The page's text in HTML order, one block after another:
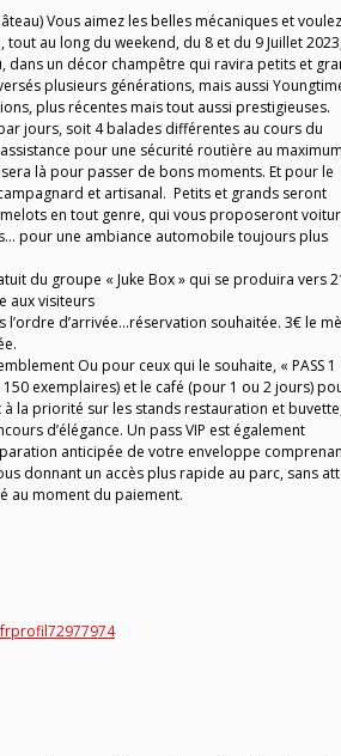
Vous aimez les belles mécaniques et voulez
au long du weekend, du 8 et du 9 Juillet
dans un décor champêtre qui ravira petits et
plusieurs générations, mais aussi
plus récentes mais tout aussi prestigieuses.
jours, soit 4 balades différentes au cours du
pour une sécurité routière au
là pour passer de bons moments. Et pour le
et artisanal. Petits et grands seront
en tout genre, qui vous proposeront
pour une ambiance automobile toujours plus
du groupe « Juke Box » qui se produira vers
aux visiteurs
d’arrivée…réservation souhaitée. 3€ le
Ou pour ceux qui le souhaite, « PASS 1
exemplaires) et le café (pour 1 ou 2 jours)
la priorité sur les stands restauration et
d’élégance. Un pass VIP est également
anticipée de votre enveloppe
donnant un accès plus rapide au parc, sans
au moment du paiement.